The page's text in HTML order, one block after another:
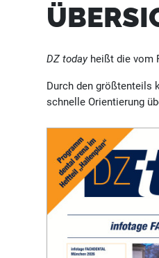
DZ todayheißt die vom
Durch den größtenteils
schnelle Orientierung